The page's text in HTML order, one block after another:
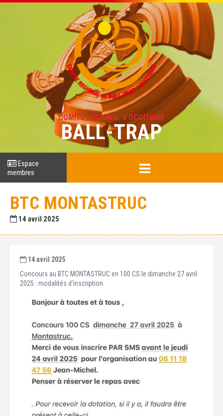
COMITÉ RÉGIONAL d'OCCITANIE
BALL-TRAP
Espace
membres
BTC MONTASTRUC
14 avril 2025
14 avril 2025
Concours au BTC MONTASTRUC en 100 CS le dimanche 27 avril
2025 : modalités d’inscription